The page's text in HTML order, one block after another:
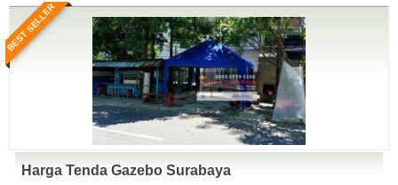
BEST SELLER
Harga Tenda Gazebo Surabaya